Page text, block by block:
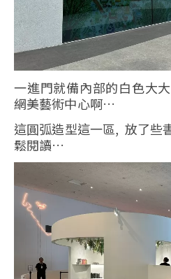
一進門就備內部的白色大
網美藝術中心啊…
這圓弧造型這一區, 放了些
鬆閱讀…